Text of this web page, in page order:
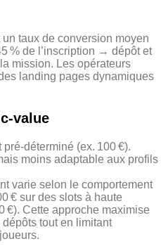
taux de conversion moyen
% de l’inscription → dépôt et
mission. Les opérateurs
landing pages dynamiques
(ex. 100 €).
moins adaptable aux profils
varie selon le comportement
€ sur des slots à haute
€). Cette approche maximise
tout en limitant